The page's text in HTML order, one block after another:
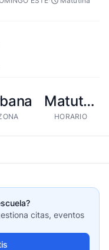
Matutina
HORARIO
citas, eventos